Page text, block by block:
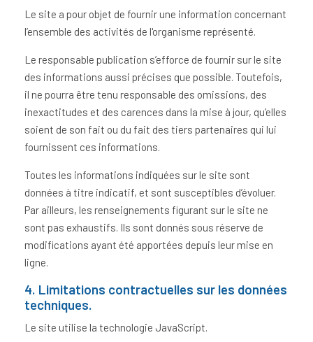
Le site a pour objet de fournir une information concernant
l’ensemble des activités de l'organisme représenté.
Le responsable publication s’efforce de fournir sur le site
des informations aussi précises que possible. Toutefois,
il ne pourra être tenu responsable des omissions, des
inexactitudes et des carences dans la mise à jour, qu’elles
soient de son fait ou du fait des tiers partenaires qui lui
fournissent ces informations.
Toutes les informations indiquées sur le site sont
données à titre indicatif, et sont susceptibles d’évoluer.
Par ailleurs, les renseignements figurant sur le site ne
sont pas exhaustifs. Ils sont donnés sous réserve de
modifications ayant été apportées depuis leur mise en
ligne.
4. Limitations contractuelles sur les données
techniques.
Le site utilise la technologie JavaScript.